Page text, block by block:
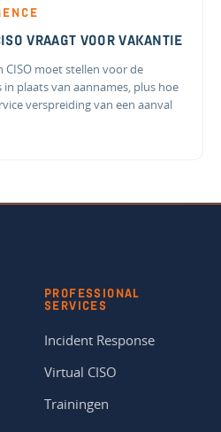
VRAAGT VOOR VAKANTIE
CISO moet stellen voor de
plaats van aannames, plus hoe
verspreiding van een aanval
PROFESSIONAL
SERVICES
Incident Response
Virtual CISO
Trainingen